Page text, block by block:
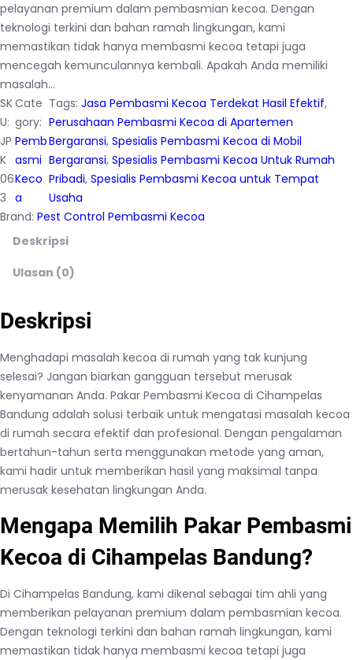
pelayanan premium dalam pembasmian kecoa. Dengan
teknologi terkini dan bahan ramah lingkungan, kami
memastikan tidak hanya membasmi kecoa tetapi juga
mencegah kemunculannya kembali. Apakah Anda memiliki
masalah…
SK
U:
JP
K
06
3
Cate
gory:
Pemb
asmi
Keco
a
Tags: Jasa Pembasmi Kecoa Terdekat Hasil Efektif,
Perusahaan Pembasmi Kecoa di Apartemen
Bergaransi, Spesialis Pembasmi Kecoa di Mobil
Bergaransi, Spesialis Pembasmi Kecoa Untuk Rumah
Pribadi, Spesialis Pembasmi Kecoa untuk Tempat
Usaha
Brand: Pest Control Pembasmi Kecoa
Deskripsi
Ulasan (0)
Deskripsi
Menghadapi masalah kecoa di rumah yang tak kunjung
selesai? Jangan biarkan gangguan tersebut merusak
kenyamanan Anda. Pakar Pembasmi Kecoa di Cihampelas
Bandung adalah solusi terbaik untuk mengatasi masalah kecoa
di rumah secara efektif dan profesional. Dengan pengalaman
bertahun-tahun serta menggunakan metode yang aman,
kami hadir untuk memberikan hasil yang maksimal tanpa
merusak kesehatan lingkungan Anda.
Mengapa Memilih Pakar Pembasmi
Kecoa di Cihampelas Bandung?
Di Cihampelas Bandung, kami dikenal sebagai tim ahli yang
memberikan pelayanan premium dalam pembasmian kecoa.
Dengan teknologi terkini dan bahan ramah lingkungan, kami
memastikan tidak hanya membasmi kecoa tetapi juga